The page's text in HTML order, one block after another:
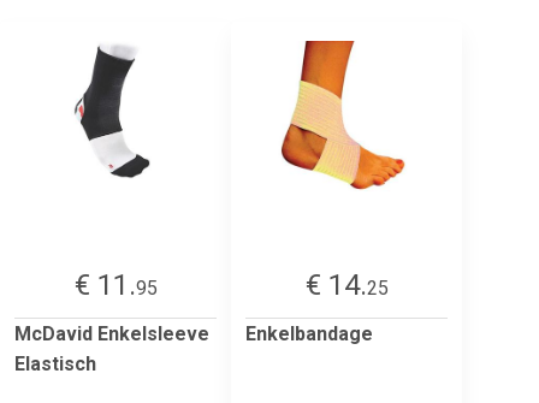
€ 11.95
McDavid Enkelsleeve
Elastisch
€ 14.25
Enkelbandage